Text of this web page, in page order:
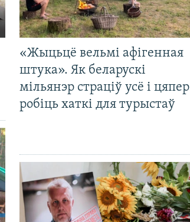
«Жыцьцё вельмі афігенная
штука». Як беларускі
мільянэр страціў усё і цяпер
робіць хаткі для турыстаў